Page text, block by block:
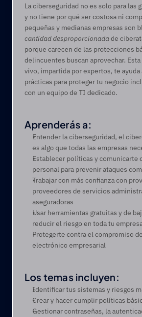
La ciberseguridad no es solo para las
y no tiene por qué ser costosa ni
cantidad desproporcionada de
porque carecen de las protecciones
delincuentes buscan aprovechar.
vivo, impartida por expertos, te ayuda
prácticas para proteger tu negocio
con un equipo de TI dedicado.
Aprenderás a:
Entender la ciberseguridad, el
es algo que todas las empresas
Establecer políticas y comunicarte
personal para prevenir ataques
Trabajar con más confianza con
proveedores de servicios
aseguradoras
Usar herramientas gratuitas y de
reducir el riesgo en toda tu
Protegerte contra el compromiso
electrónico empresarial
Los temas incluyen:
Identificar tus sistemas y riesgos
Crear y hacer cumplir políticas
Gestionar contraseñas, la